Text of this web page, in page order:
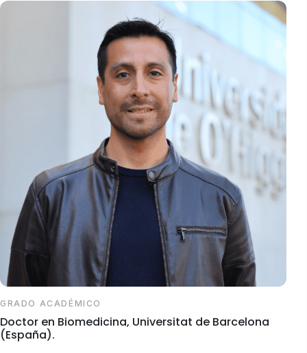
GRADO ACADÉMICO
Doctor en Biomedicina, Universitat de Barcelona
(España).